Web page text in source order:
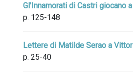
Gl'Innamorati di Castri giocano
p. 125-148
Lettere di Matilde Serao a
p. 25-40